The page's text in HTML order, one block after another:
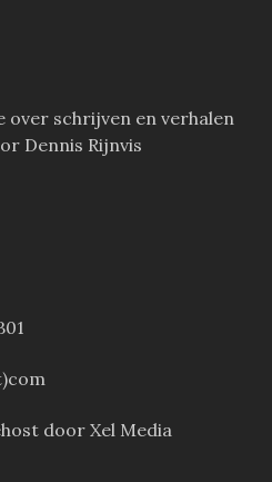
over schrijven en verhalen
Dennis Rijnvis
door Xel Media